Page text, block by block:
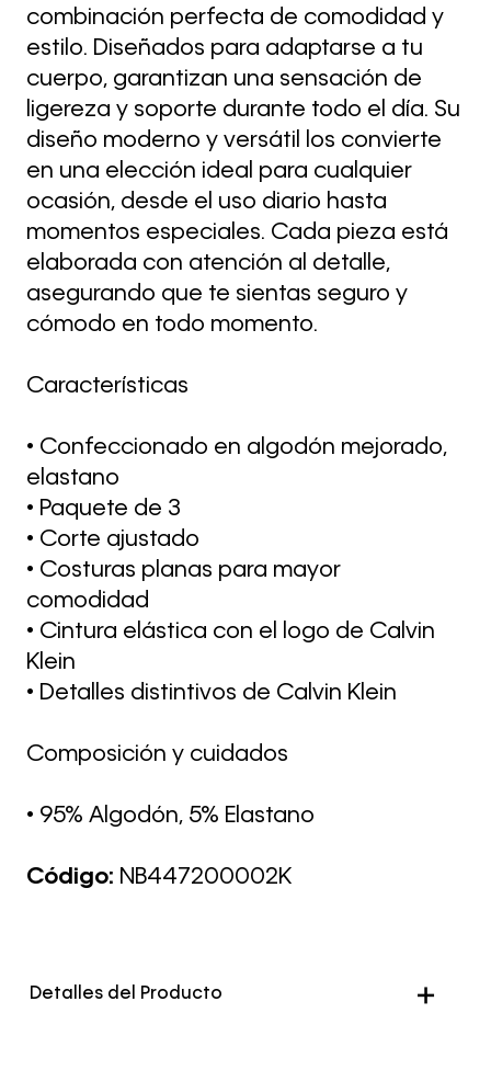
combinación perfecta de comodidad y
estilo. Diseñados para adaptarse a tu
cuerpo, garantizan una sensación de
ligereza y soporte durante todo el día. Su
diseño moderno y versátil los convierte
en una elección ideal para cualquier
ocasión, desde el uso diario hasta
momentos especiales. Cada pieza está
elaborada con atención al detalle,
asegurando que te sientas seguro y
cómodo en todo momento.
Características
• Confeccionado en algodón mejorado,
elastano
• Paquete de 3
• Corte ajustado
• Costuras planas para mayor
comodidad
• Cintura elástica con el logo de Calvin
Klein
• Detalles distintivos de Calvin Klein
Composición y cuidados
• 95% Algodón, 5% Elastano
Código: NB447200002K
Detalles del Producto